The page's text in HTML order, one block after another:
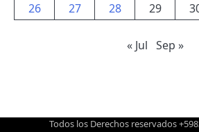
26
27 28 29
« Jul Sep »
Todos los Derechos reservados